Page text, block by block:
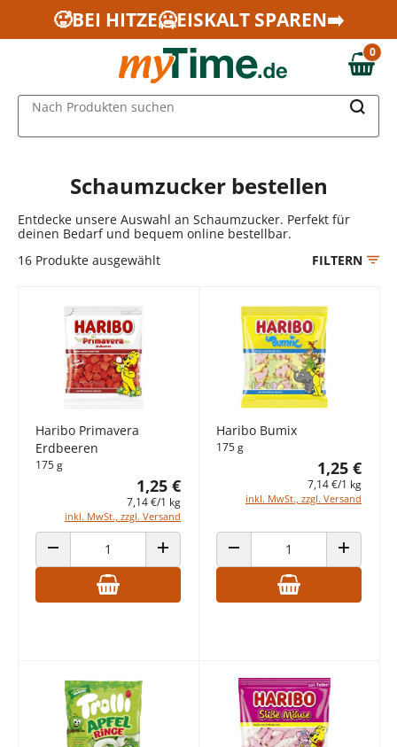
Zum Hauptinhalt springen
Zur Navigation springen
Zur Suche springen
🥵BEI HITZE🥶EISKALT SPAREN➡️
0,00 €
0
Nach Produkten suchen
Schaumzucker bestellen
Entdecke unsere Auswahl an Schaumzucker. Perfekt für
deinen Bedarf und bequem online bestellbar.
16 Produkte ausgewählt FILTERN
Haribo Primavera
Erdbeeren
175 g
1,25 €
7,14 €/1 kg
inkl. MwSt., zzgl. Versand
ANZAHL VERRINGERN ANZAHL ERHÖHEN
Haribo Bumix
175 g
1,25 €
7,14 €/1 kg
inkl. MwSt., zzgl. Versand
ANZAHL VERRINGERN ANZAHL